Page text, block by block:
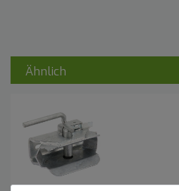
Ähnlich